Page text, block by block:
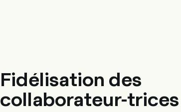
Fidélisation des
collaborateur-trices